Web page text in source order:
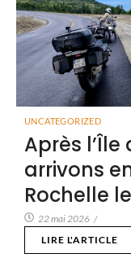
UNCATEGORIZED
Après l’Île
arrivons
Rochelle
22 mai 2026 /
LIRE L'ARTICLE